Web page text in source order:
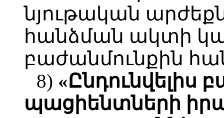
նյութական
հանձման ակտի
բաժանմունքին
8) «Ընդունվելիս
պացիենտների